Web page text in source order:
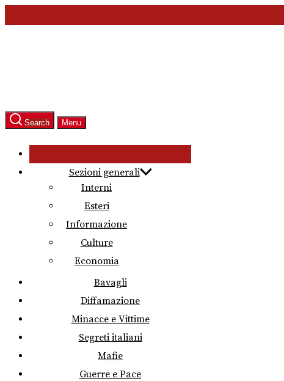
to
Search Menu
Sezioni generali
Interni
Esteri
Informazione
Culture
Economia
Bavagli
Diffamazione
Minacce e Vittime
Segreti italiani
Mafie
Guerre e Pace